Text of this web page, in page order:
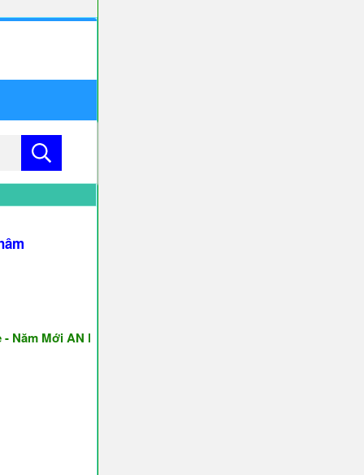
AN KHANG & THỊNH VƯỢNG ♥♥♥